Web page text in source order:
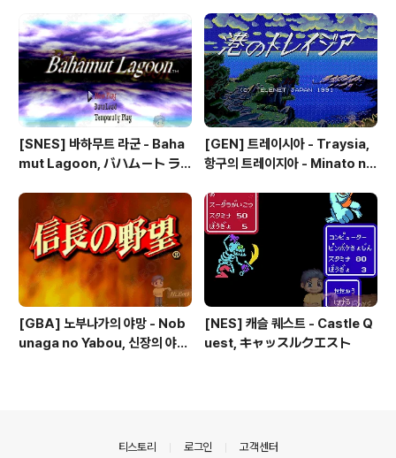
☆遊☆白書 第3弾 魔界の扉編
- Subette Koronde Dai Ran
tou, いけいけ熱血ホッケー部
すべってころんで大乱闘
[SNES] 바하무트 라군 - Baha
mut Lagoon, バハムート ラ
[GEN] 트레이시아 - Traysia,
항구의 트레이지아 - Minato no
[GBA] 노부나가의 야망 - Nob
unaga no Yabou, 신장의 야망
[NES] 캐슬 퀘스트 - Castle Q
uest, キャッスルクエスト
티스토리 로그인 고객센터